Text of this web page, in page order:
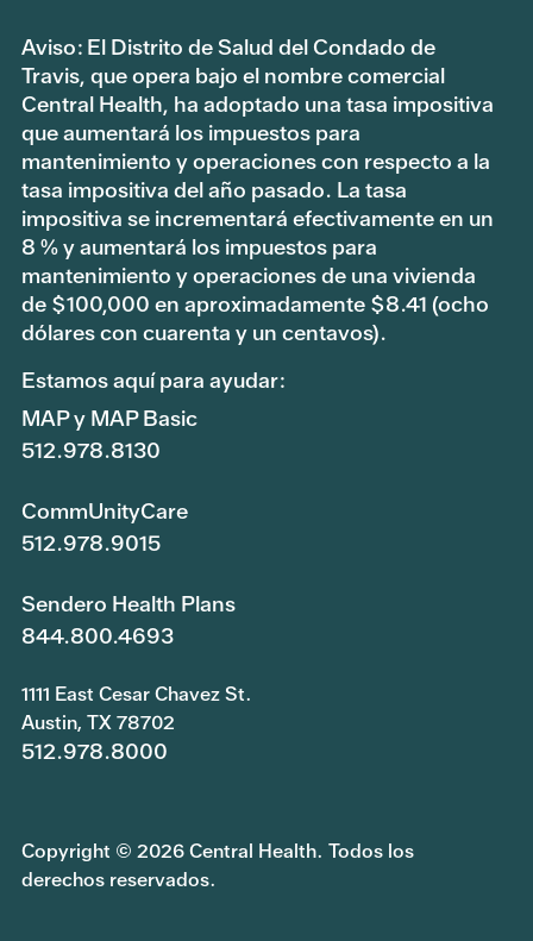
Aviso: El Distrito de Salud del Condado de
Travis, que opera bajo el nombre comercial
Central Health, ha adoptado una tasa impositiva
que aumentará los impuestos para
mantenimiento y operaciones con respecto a la
tasa impositiva del año pasado. La tasa
impositiva se incrementará efectivamente en un
8 % y aumentará los impuestos para
mantenimiento y operaciones de una vivienda
de $100,000 en aproximadamente $8.41 (ocho
dólares con cuarenta y un centavos).
Estamos aquí para ayudar:
MAP y MAP Basic
512.978.8130
CommUnityCare
512.978.9015
Sendero Health Plans
844.800.4693
1111 East Cesar Chavez St.
Austin, TX 78702
512.978.8000
Copyright © 2026 Central Health. Todos los
derechos reservados.